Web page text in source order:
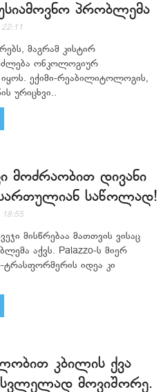
პრობლემა
მაგრამ კისტირ
ონკოლოგიურ
იყოს. ექიმი-რეაბილიტოლოგის,
ურიცხვი..
მოძრაობით დივანი
სართულიან საწოლად!
18:55
მისწრებაა მათთვის ვისაც
აქვს. Palazzo-ს მიერ
ტრასფორმერის იდეა კი
კბილის ქვა
მოვიშორე.